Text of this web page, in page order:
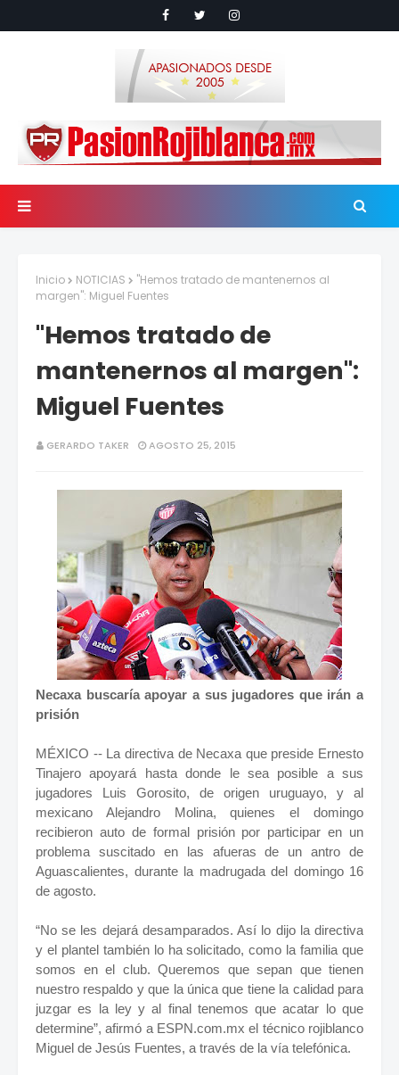
Inicio NOTICIAS
"Hemos tratado de mantenernos al
margen": Miguel Fuentes
"Hemos tratado de
mantenernos al margen":
Miguel Fuentes
GERARDO TAKER AGOSTO 25, 2015
Necaxa buscaría apoyar a sus jugadores que irán a
prisión
MÉXICO -- La directiva de Necaxa que preside Ernesto
Tinajero apoyará hasta donde le sea posible a sus
jugadores Luis Gorosito, de origen uruguayo, y al
mexicano Alejandro Molina, quienes el domingo
recibieron auto de formal prisión por participar en un
problema suscitado en las afueras de un antro de
Aguascalientes, durante la madrugada del domingo 16
de agosto.
“No se les dejará desamparados. Así lo dijo la directiva
y el plantel también lo ha solicitado, como la familia que
somos en el club. Queremos que sepan que tienen
nuestro respaldo y que la única que tiene la calidad para
juzgar es la ley y al final tenemos que acatar lo que
determine”, afirmó a ESPN.com.mx el técnico rojiblanco
Miguel de Jesús Fuentes, a través de la vía telefónica.